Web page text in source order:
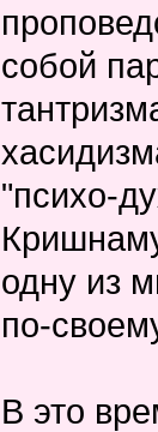
собой
"психо-
одну из
по-
В это